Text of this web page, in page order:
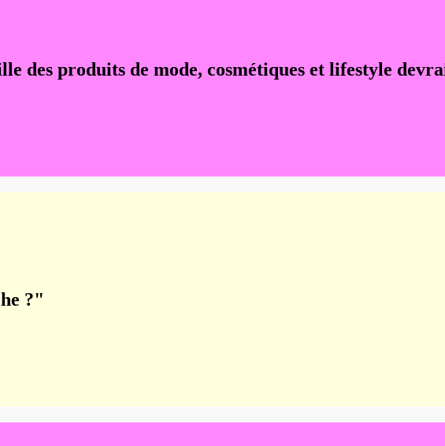
des produits de mode, cosmétiques et lifestyle
?"